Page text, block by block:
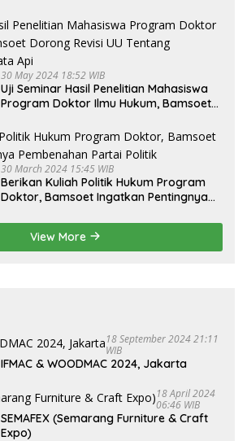
30 May 2024 18:52 WIB
Uji Seminar Hasil Penelitian Mahasiswa
Program Doktor Ilmu Hukum, Bamsoet
Senjata Api
30 March 2024 15:45 WIB
Berikan Kuliah Politik Hukum Program
Doktor, Bamsoet Ingatkan Pentingnya
View More
18 September 2024 21:11
WIB
IFMAC & WOODMAC 2024, Jakarta
18 April 2024
06:46 WIB
SEMAFEX (Semarang Furniture & Craft
Expo)